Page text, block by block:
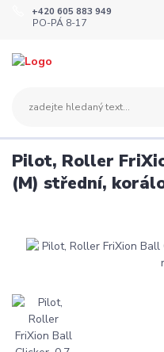
+420 605 883 949
PO-PÁ 8-17
Pilot, Roller
(M) střední,